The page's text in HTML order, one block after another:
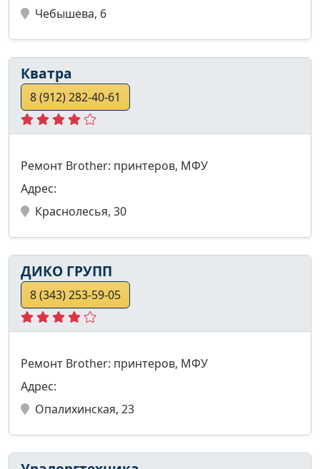
Чебышева, 6
Кватра
8 (912) 282-40-61
Ремонт Brother: принтеров, МФУ
Адрес:
Краснолесья, 30
ДИКО ГРУПП
8 (343) 253-59-05
Ремонт Brother: принтеров, МФУ
Адрес:
Опалихинская, 23